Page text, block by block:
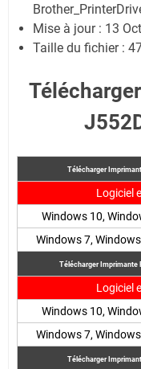
Mise à jour : 13
Taille du fichier :
Télécharger
Logiciel
Windows 10,
Windows 7,
Télécharger Imprimante
Logiciel
Windows 10,
Windows 7,
Télécharger